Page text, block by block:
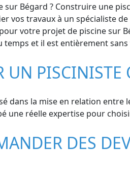
sur Bégard ? Construire une
vos travaux à un spécialiste
votre projet de piscine sur
et il est entièrement
UN PISCINISTE
dans la mise en relation
une réelle expertise pour
DES